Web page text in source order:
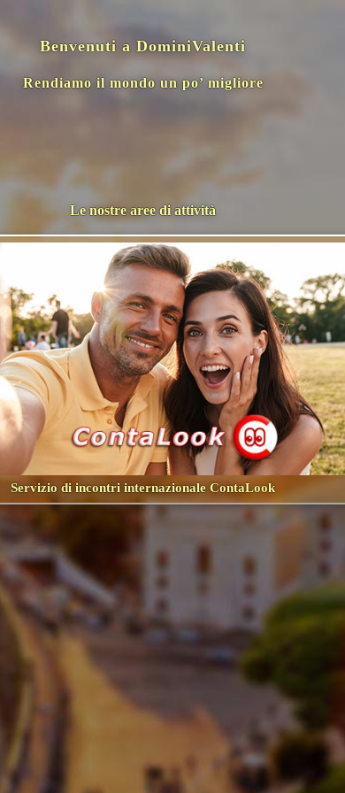
Benvenuti aDominiValenti
Rendiamo il mondo un po’ migliore
Le nostre aree di attività
Servizio di incontri internazionale ContaLook